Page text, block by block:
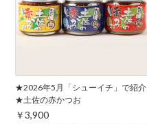
★2026年5月「シューイチ」で紹介
★土佐の赤かつお
￥3,900